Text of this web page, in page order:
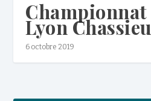
Lyon
6 octobre 2019